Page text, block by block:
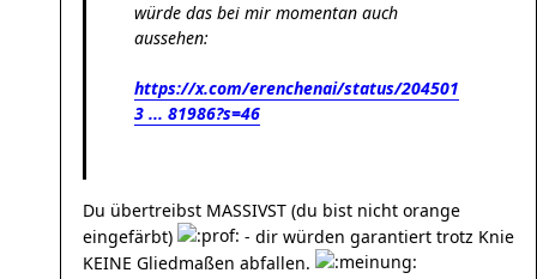
würde das bei mir momentan auch
aussehen:
https://x.com/erenchenai/status/204501
3 ... 81986?s=46
Du übertreibst MASSIVST (du bist nicht orange
eingefärbt)
- dir würden garantiert trotz Knie
KEINE Gliedmaßen abfallen.